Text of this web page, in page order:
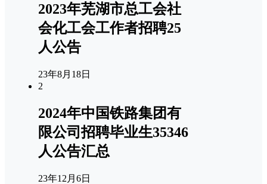
2023年芜湖市总工会社
会化工会工作者招聘25
人公告
23年8月18日
2
2024年中国铁路集团有
限公司招聘毕业生35346
人公告汇总
23年12月6日